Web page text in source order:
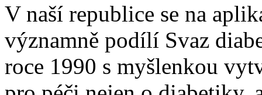
V naší republice se na
významně podílí Svaz
roce 1990 s myšlenkou